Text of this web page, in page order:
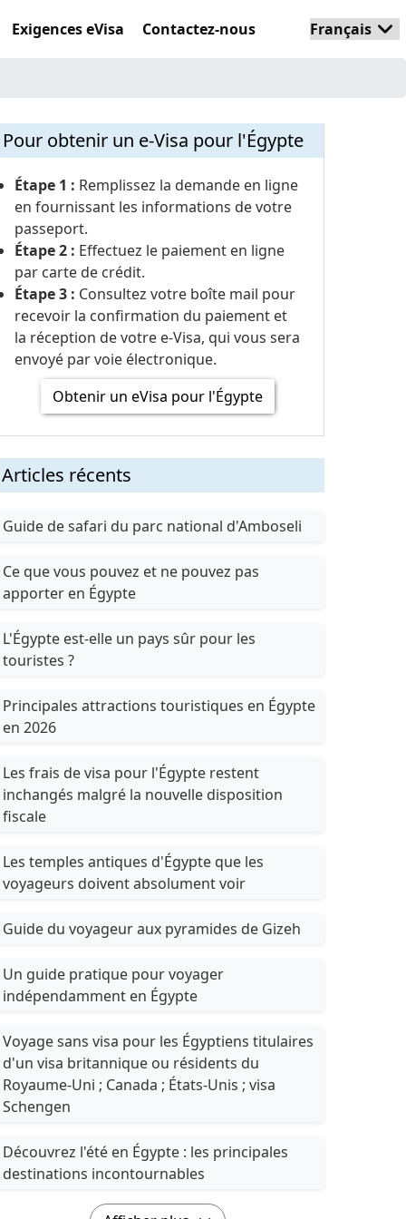
Exigences eVisa Contactez-nous
Pour obtenir un e-Visa pour l'Égypte
Étape 1 : Remplissez la demande en ligne
en fournissant les informations de votre
passeport.
Étape 2 : Effectuez le paiement en ligne
par carte de crédit.
Étape 3 : Consultez votre boîte mail pour
recevoir la confirmation du paiement et
la réception de votre e-Visa, qui vous sera
envoyé par voie électronique.
Obtenir un eVisa pour l'Égypte
Articles récents
Guide de safari du parc national d'Amboseli
Ce que vous pouvez et ne pouvez pas
apporter en Égypte
L'Égypte est-elle un pays sûr pour les
touristes ?
Principales attractions touristiques en Égypte
en 2026
Les frais de visa pour l'Égypte restent
inchangés malgré la nouvelle disposition
fiscale
Les temples antiques d'Égypte que les
voyageurs doivent absolument voir
Guide du voyageur aux pyramides de Gizeh
Un guide pratique pour voyager
indépendamment en Égypte
Voyage sans visa pour les Égyptiens titulaires
d'un visa britannique ou résidents du
Royaume-Uni ; Canada ; États-Unis ; visa
Schengen
Découvrez l'été en Égypte : les principales
destinations incontournables